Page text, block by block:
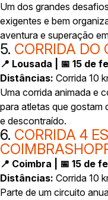
Um dos grandes
exigentes e bem
aventura e superação
5. CORRIDA DO
📍 Lousada | 📅 15 de
Distâncias: Corrida 10
Uma corrida animada e
para atletas que gostam
e descontraído.
6. CORRIDA 4
📍 Coimbra | 📅 15 de
Distâncias: Corrida 10
Parte de um circuito